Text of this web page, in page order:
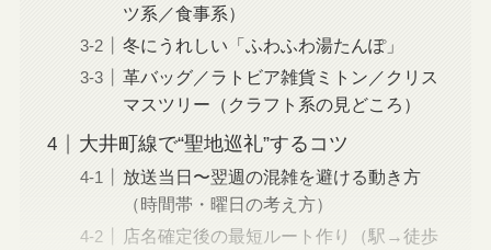
ツ系／食事系）
冬にうれしい「ふわふわ湯たんぽ」
革バッグ／ラトビア雑貨ミトン／クリス
マスツリー（クラフト系の見どころ）
大井町線で“聖地巡礼”するコツ
放送当日〜翌週の混雑を避ける動き方
（時間帯・曜日の考え方）
店名確定後の最短ルート作り（駅→徒歩